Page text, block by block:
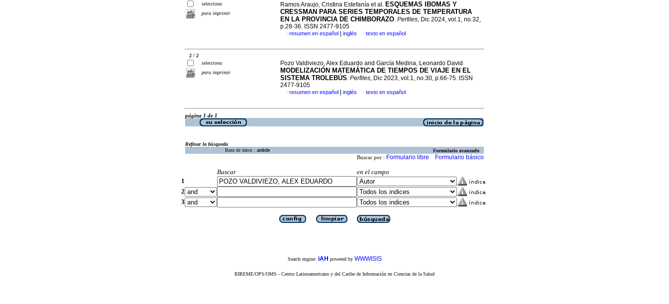
selecciona
para imprimir
Ramos Araujo, Cristina Estefanía et al. ESQUEMAS IBOMAS Y
CRESSMAN PARA SERIES TEMPORALES DE TEMPERATURA
EN LA PROVINCIA DE CHIMBORAZO. Perfiles, Dic 2024, vol.1, no.32,
p.28-36. ISSN 2477-9105
· resumen en español inglés · texto en español
2 / 2
selecciona
para imprimir
Pozo Valdiviezo, Alex Eduardo and García Medina, Leonardo David
MODELIZACIÓN MATEMÁTICA DE TIEMPOS DE VIAJE EN EL
SISTEMA TROLEBÚS. Perfiles, Dic 2023, vol.1, no.30, p.66-75. ISSN
2477-9105
· resumen en español inglés · texto en español
página 1 de 1
Refinar la búsqueda
Base de datos : article Formulario avanzado
Buscar por : Formulario libre Formulario básico
Buscar
en el campo
1
2
3
Search engine: iAH powered by WWWISIS
BIREME/OPS/OMS - Centro Latinoamericano y del Caribe de Información en Ciencias de la Salud